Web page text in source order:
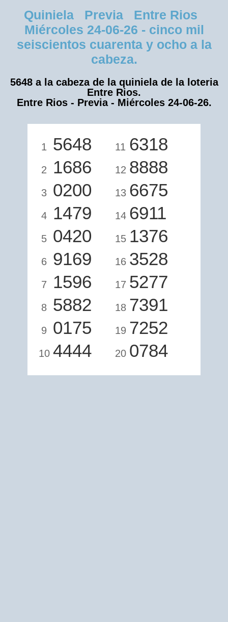
Quiniela Previa Entre Rios
Miércoles 24-06-26 - cinco mil
seiscientos cuarenta y ocho a la
cabeza.
5648 a la cabeza de la quiniela de la loteria
Entre Rios.
Entre Rios - Previa - Miércoles 24-06-26.
1 5648
2 1686
3 0200
4 1479
5 0420
6 9169
7 1596
8 5882
9 0175
10 4444
11 6318
12 8888
13 6675
14 6911
15 1376
16 3528
17 5277
18 7391
19 7252
20 0784